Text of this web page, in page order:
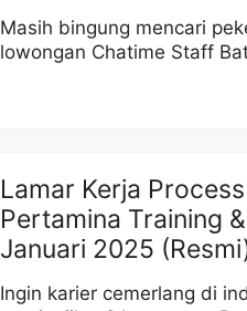
Masih bingung mencari
lowongan Chatime Staff
Lamar Kerja
Pertamina Training
Januari 2025
Ingin karier cemerlang di